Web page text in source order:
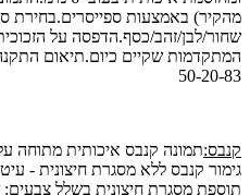
מהקיר) באמצעות ספייסרים.בחירת
המתקדמות שקיים כיום.תיאום
50-20-83
קנבס:תמונה קנבס איכותית מתוחה
גימור קנבס ללא מסגרת חיצונית -
תוספת מסגרת חיצונית בשלל